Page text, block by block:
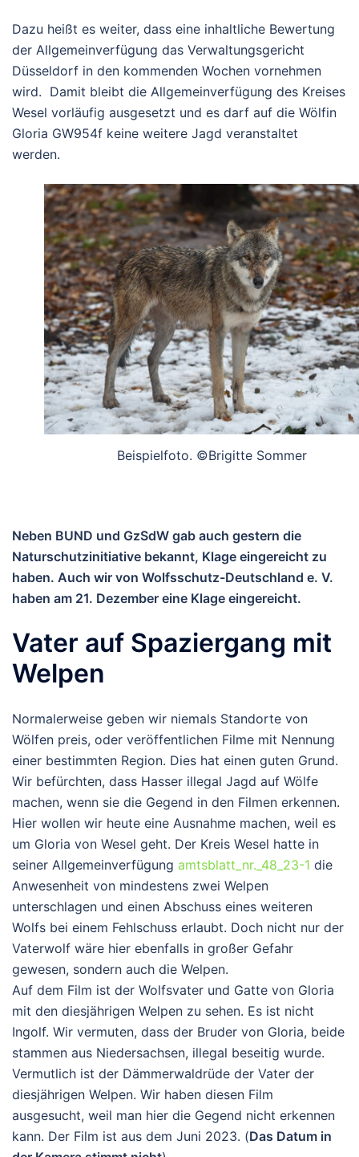
Dazu heißt es weiter, dass eine inhaltliche Bewertung
der Allgemeinverfügung das Verwaltungsgericht
Düsseldorf in den kommenden Wochen vornehmen
wird. Damit bleibt die Allgemeinverfügung des Kreises
Wesel vorläufig ausgesetzt und es darf auf die Wölfin
Gloria GW954f keine weitere Jagd veranstaltet
werden.
Beispielfoto. ©Brigitte Sommer
Neben BUND und GzSdW gab auch gestern die
Naturschutzinitiative bekannt, Klage eingereicht zu
haben. Auch wir von Wolfsschutz-Deutschland e. V.
haben am 21. Dezember eine Klage eingereicht.
Vater auf Spaziergang mit
Welpen
Normalerweise geben wir niemals Standorte von
Wölfen preis, oder veröffentlichen Filme mit Nennung
einer bestimmten Region. Dies hat einen guten Grund.
Wir befürchten, dass Hasser illegal Jagd auf Wölfe
machen, wenn sie die Gegend in den Filmen erkennen.
Hier wollen wir heute eine Ausnahme machen, weil es
um Gloria von Wesel geht. Der Kreis Wesel hatte in
seiner Allgemeinverfügung amtsblatt_nr._48_23-1 die
Anwesenheit von mindestens zwei Welpen
unterschlagen und einen Abschuss eines weiteren
Wolfs bei einem Fehlschuss erlaubt. Doch nicht nur der
Vaterwolf wäre hier ebenfalls in großer Gefahr
gewesen, sondern auch die Welpen.
Auf dem Film ist der Wolfsvater und Gatte von Gloria
mit den diesjährigen Welpen zu sehen. Es ist nicht
Ingolf. Wir vermuten, dass der Bruder von Gloria, beide
stammen aus Niedersachsen, illegal beseitig wurde.
Vermutlich ist der Dämmerwaldrüde der Vater der
diesjährigen Welpen. Wir haben diesen Film
ausgesucht, weil man hier die Gegend nicht erkennen
kann. Der Film ist aus dem Juni 2023. (Das Datum in